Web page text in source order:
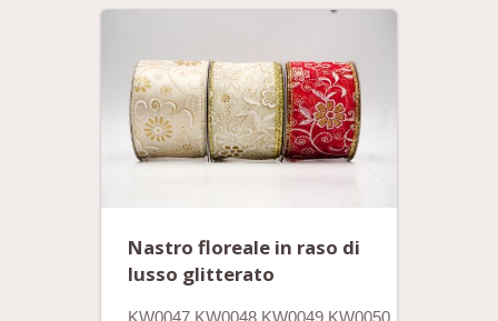
Nastro floreale in raso di
lusso glitterato
KW0047.KW0048.KW0049.KW0050